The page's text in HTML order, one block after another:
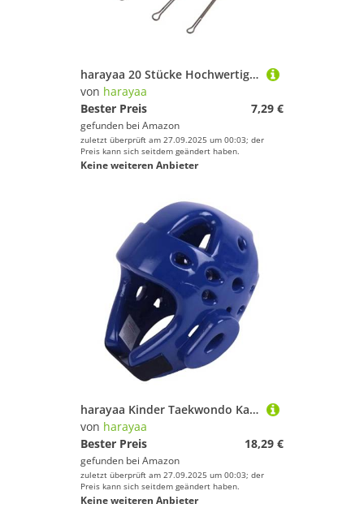
Kiteboarden
Klettern & Bouldern
Sportausstattung
Sportbekleidung
Sportschuhe
Tauchen & Schnorcheln
harayaa 20 Stücke Hochwertige Fliegenbinden für Forellenangeln, Silber 30mm
von harayaa
Bester Preis
7,29 €
gefunden bei Amazon
zuletzt überprüft am 27.09.2025 um 00:03; der
Preis kann sich seitdem geändert haben.
Keine weiteren Anbieter
harayaa Kinder Taekwondo Karate Kopfbedeckungen Vielseitige Zubehör Protector Sanda
von harayaa
Bester Preis
18,29 €
gefunden bei Amazon
zuletzt überprüft am 27.09.2025 um 00:03; der
Preis kann sich seitdem geändert haben.
Keine weiteren Anbieter